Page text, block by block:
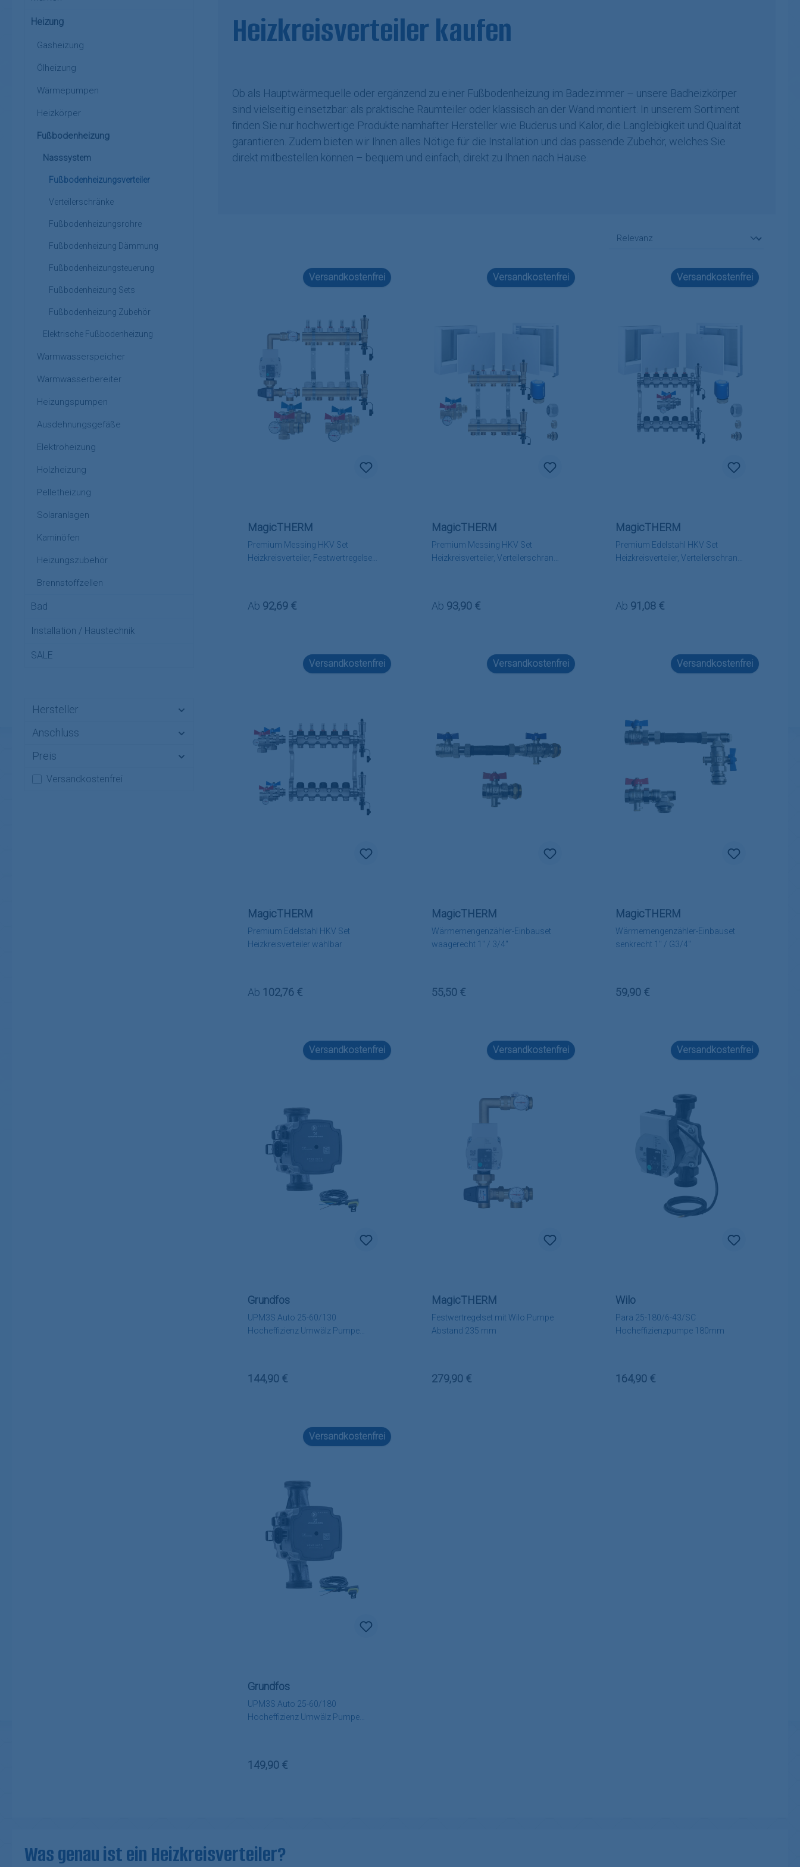
Heizung
Gasheizung
Ölheizung
Wärmepumpen
Heizkörper
Fußbodenheizung
Nasssystem
Fußbodenheizungsverteiler
Verteilerschränke
Fußbodenheizungsrohre
Fußbodenheizung Dämmung
Fußbodenheizungsteuerung
Fußbodenheizung Sets
Fußbodenheizung Zubehör
Elektrische Fußbodenheizung
Warmwasserspeicher
Warmwasserbereiter
Heizungspumpen
Ausdehnungsgefäße
Elektroheizung
Holzheizung
Pelletheizung
Solaranlagen
Kaminöfen
Heizungszubehör
Brennstoffzellen
Bad
Installation / Haustechnik
SALE
Hersteller
Anschluss
Preis
Filter hinzufügen: Versandkostenfrei
Versandkostenfrei
Heizkreisverteiler kaufen
Ob als Hauptwärmequelle oder ergänzend zu einer Fußbodenheizung im Badezimmer – unsere Badheizkörper
sind vielseitig einsetzbar: als praktische Raumteiler oder klassisch an der Wand montiert. In unserem Sortiment
finden Sie nur hochwertige Produkte namhafter Hersteller wie Buderus und Kalor, die Langlebigkeit und Qualität
garantieren. Zudem bieten wir Ihnen alles Nötige für die Installation und das passende Zubehör, welches Sie
direkt mitbestellen können – bequem und einfach, direkt zu Ihnen nach Hause.
Versandkostenfrei
Premium Messing HKV Set
Heizkreisverteiler, Festwertregelset,
MagicTHERM
Regulärer Preis:
Ab 92,69 €
Versandkostenfrei
Premium Messing HKV Set
Heizkreisverteiler, Verteilerschrank,
MagicTHERM
Regulärer Preis:
Ab 93,90 €
Versandkostenfrei
Premium Edelstahl HKV Set
Heizkreisverteiler, Verteilerschrank,
MagicTHERM
Regulärer Preis:
Ab 91,08 €
Versandkostenfrei
Premium Edelstahl HKV Set
Heizkreisverteiler wählbar
MagicTHERM
Regulärer Preis:
Ab 102,76 €
Versandkostenfrei
Wärmemengenzähler-Einbauset
waagerecht 1" / 3/4"
MagicTHERM
Regulärer Preis:
55,50 €
Versandkostenfrei
Wärmemengenzähler-Einbauset
senkrecht 1" / G3/4"
MagicTHERM
Regulärer Preis:
59,90 €
Versandkostenfrei
UPM3S Auto 25-60/130
Hocheffizienz Umwälz Pumpe
Grundfos
Regulärer Preis:
144,90 €
Versandkostenfrei
Festwertregelset mit Wilo Pumpe
Abstand 235 mm
MagicTHERM
Regulärer Preis:
279,90 €
Versandkostenfrei
Para 25-180/6-43/SC
Hocheffizienzpumpe 180mm
Wilo
Regulärer Preis:
164,90 €
Versandkostenfrei
UPM3S Auto 25-60/180
Hocheffizienz Umwälz Pumpe
Grundfos
Regulärer Preis:
149,90 €
Was genau ist ein Heizkreisverteiler?